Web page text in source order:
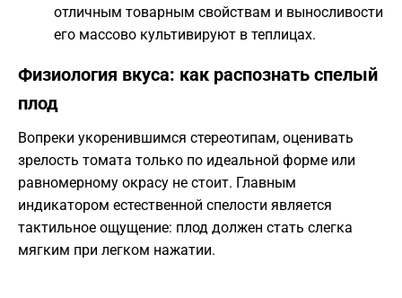
отличным товарным свойствам и выносливости
его массово культивируют в теплицах.
Физиология вкуса: как распознать спелый
плод
Вопреки укоренившимся стереотипам, оценивать
зрелость томата только по идеальной форме или
равномерному окрасу не стоит. Главным
индикатором естественной спелости является
тактильное ощущение: плод должен стать слегка
мягким при легком нажатии.